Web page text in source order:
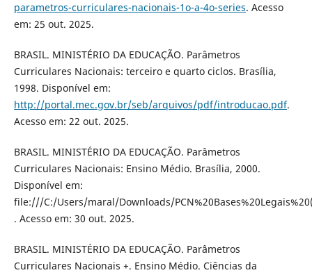
parametros-curriculares-nacionais-1o-a-4o-series. Acesso
em: 25 out. 2025.
BRASIL. MINISTÉRIO DA EDUCAÇÃO. Parâmetros
Curriculares Nacionais: terceiro e quarto ciclos. Brasília,
1998. Disponível em:
http://portal.mec.gov.br/seb/arquivos/pdf/introducao.pdf.
Acesso em: 22 out. 2025.
BRASIL. MINISTÉRIO DA EDUCAÇÃO. Parâmetros
Curriculares Nacionais: Ensino Médio. Brasília, 2000.
Disponível em:
file:///C:/Users/maral/Downloads/
. Acesso em: 30 out. 2025.
BRASIL. MINISTÉRIO DA EDUCAÇÃO. Parâmetros
Curriculares Nacionais +. Ensino Médio. Ciências da